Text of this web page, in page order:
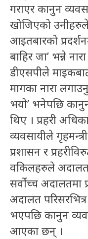
गराएर कानुन
खोजिएको
आइतबारको
बाहिर जा’ भन्ने
डीएसपीले
मागका नारा
भयो’ भनेपछि
थिए । प्रहरी
व्यवसायीले
प्रशासन र
वकिलहरुले अदालत
सर्वोच्च अदालतमा
अदालत
भएपछि कानुन
आएका छन् ।